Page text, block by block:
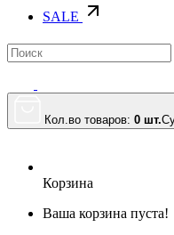
SALE
Кол.во товаров: 0 шт.
Корзина
Ваша корзина пуста!